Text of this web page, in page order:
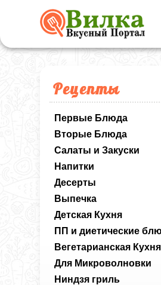
Рецепты
Первые Блюда
Вторые Блюда
Салаты и Закуски
Напитки
Десерты
Выпечка
Детская Кухня
ПП и диетические
Вегетарианская Кухня
Для Микроволновки
Ниндзя гриль